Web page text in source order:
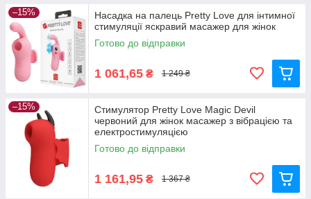
–15%
Насадка на палець Pretty Love для інтимної
стимуляції яскравий масажер для жінок
Готово до відправки
1 061,65 ₴ 1 249 ₴
–15%
Стимулятор Pretty Love Magic Devil
червоний для жінок масажер з вібрацією та
електростимуляцією
Готово до відправки
1 161,95 ₴ 1 367 ₴